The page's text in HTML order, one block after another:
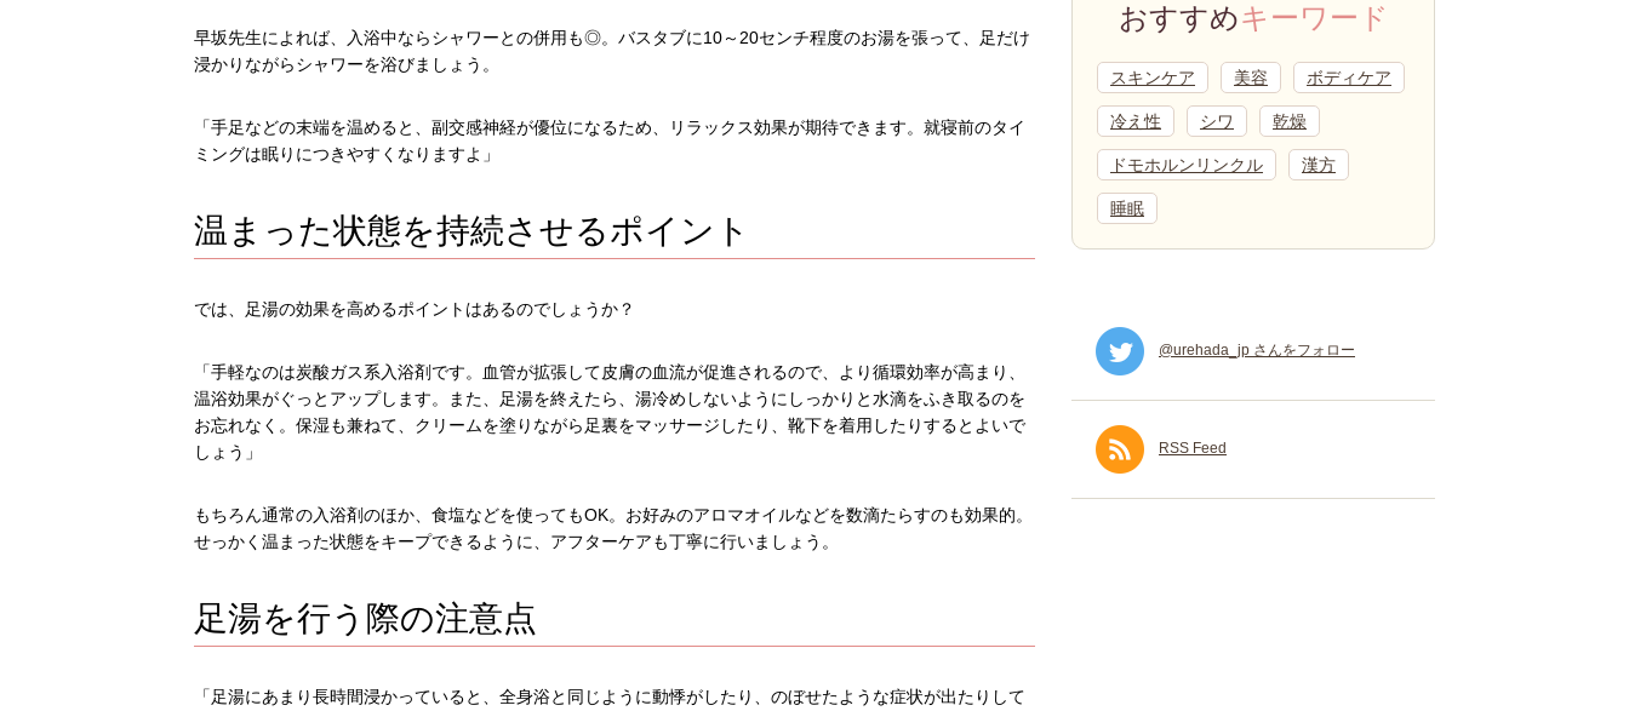
早坂先生によれば、入浴中ならシャワーとの併用も◎。バスタブに10～20センチ程度のお湯を張って、足だけ
浸かりながらシャワーを浴びましょう。
「手足などの末端を温めると、副交感神経が優位になるため、リラックス効果が期待できます。就寝前のタイ
ミングは眠りにつきやすくなりますよ」
温まった状態を持続させるポイント
では、足湯の効果を高めるポイントはあるのでしょうか？
「手軽なのは炭酸ガス系入浴剤です。血管が拡張して皮膚の血流が促進されるので、より循環効率が高まり、
温浴効果がぐっとアップします。また、足湯を終えたら、湯冷めしないようにしっかりと水滴をふき取るのを
お忘れなく。保湿も兼ねて、クリームを塗りながら足裏をマッサージしたり、靴下を着用したりするとよいで
しょう」
もちろん通常の入浴剤のほか、食塩などを使ってもOK。お好みのアロマオイルなどを数滴たらすのも効果的。
せっかく温まった状態をキープできるように、アフターケアも丁寧に行いましょう。
足湯を行う際の注意点
「足湯にあまり長時間浸かっていると、全身浴と同じように動悸がしたり、のぼせたような症状が出たりして
おすすめキーワード
スキンケア 美容 ボディケア
冷え性 シワ 乾燥
ドモホルンリンクル 漢方
睡眠
@urehada_jp さんをフォロー
RSS Feed